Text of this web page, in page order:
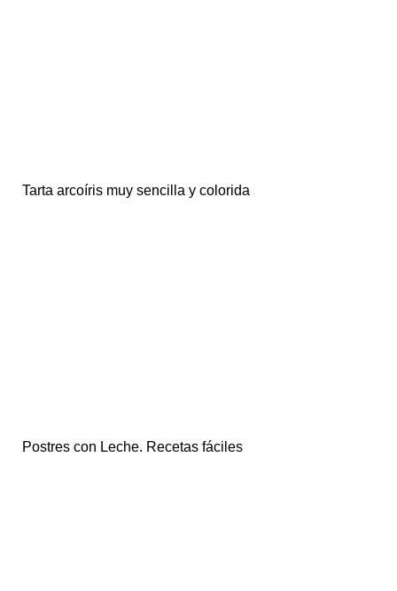
Tarta arcoíris muy sencilla y colorida
Postres con Leche. Recetas fáciles